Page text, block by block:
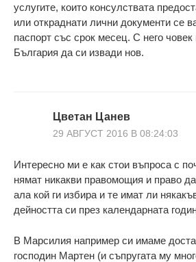
услугите, които консулствата
или откраднати лични документи се
паспорт със срок месец. С него
България да си извади нов.
Цветан Цанев
29 АВГУСТ 2016 В 08:24:03
Интересно ми е как стои въпроса с
нямат никакви правомощия и право
ала кой ги избира и те имат ли
дейността си през календарната
В Марсилия например си имаме
господин Мартен (и съпругата му